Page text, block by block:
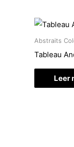
Abstraits
Tableau
Leer